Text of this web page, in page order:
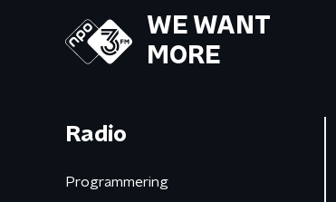
WE WANT
MORE
Radio
Programmering